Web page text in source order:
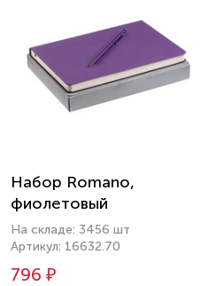
Набор Romano,
фиолетовый
На складе: 3456 шт
Артикул: 16632.70
796 ₽